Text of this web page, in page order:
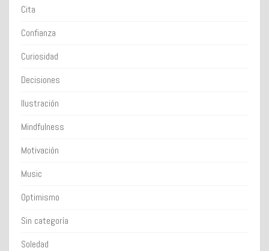
Cita
Confianza
Curiosidad
Decisiones
Ilustración
Mindfulness
Motivación
Music
Optimismo
Sin categoría
Soledad